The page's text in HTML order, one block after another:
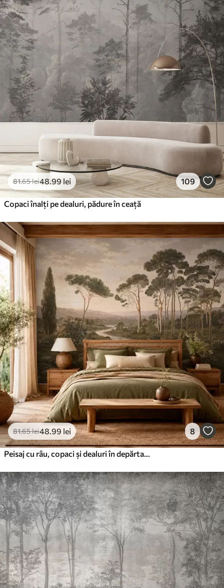
81.65lei48.99 lei 109
Copaci înalți pe dealuri, pădure în ceață
81.65lei48.99 lei 8
Peisaj cu râu, copaci și dealuri în depărtare